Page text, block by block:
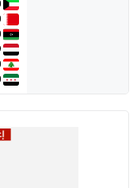
50 دينار
70 دينار
1,300 دينار
59 ألف.ر
130 دولار
2,941,000 ل